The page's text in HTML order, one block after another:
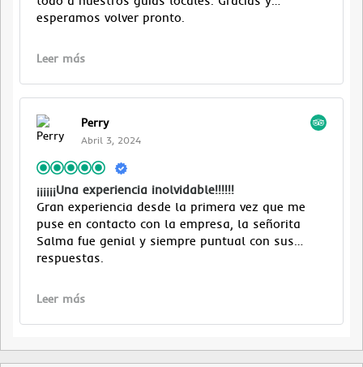
esperamos volver pronto.
Leer más
Perry
Abril 3, 2024
¡¡¡¡¡¡Una experiencia inolvidable!!!!!!
Gran experiencia desde la primera vez que me
puse en contacto con la empresa, la señorita
Salma fue genial y siempre puntual con sus
respuestas.
Nuestro coordinador en El Cairo, Nasr, fue súper
persona muy amable, nuestro conductor Osama,
conductor. Nuestro guía en Cairo Hend está muy
Leer más